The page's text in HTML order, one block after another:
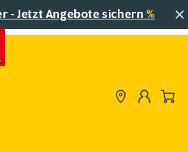
- Jetzt Angebote sichern %